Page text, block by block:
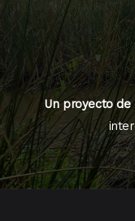
Un proyecto de